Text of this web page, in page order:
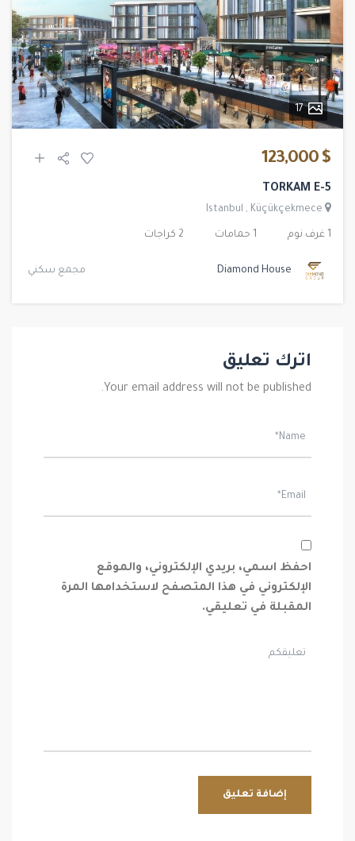
17
$ 123,000
TORKAM E-5
Istanbul , Küçükçekmece
1 غرف نوم 1 حمامات 2 كراجات
Diamond House مجمع سكني
اترك تعليق
Your email address will not be published.
احفظ اسمي، بريدي الإلكتروني، والموقع
الإلكتروني في هذا المتصفح لاستخدامها المرة
المقبلة في تعليقي.